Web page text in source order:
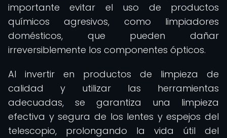
importante evitar el uso de productos
químicos agresivos, como limpiadores
domésticos, que pueden dañar
irreversiblemente los componentes ópticos.
Al invertir en productos de limpieza de
calidad y utilizar las herramientas
adecuadas, se garantiza una limpieza
efectiva y segura de los lentes y espejos del
telescopio, prolongando la vida útil del